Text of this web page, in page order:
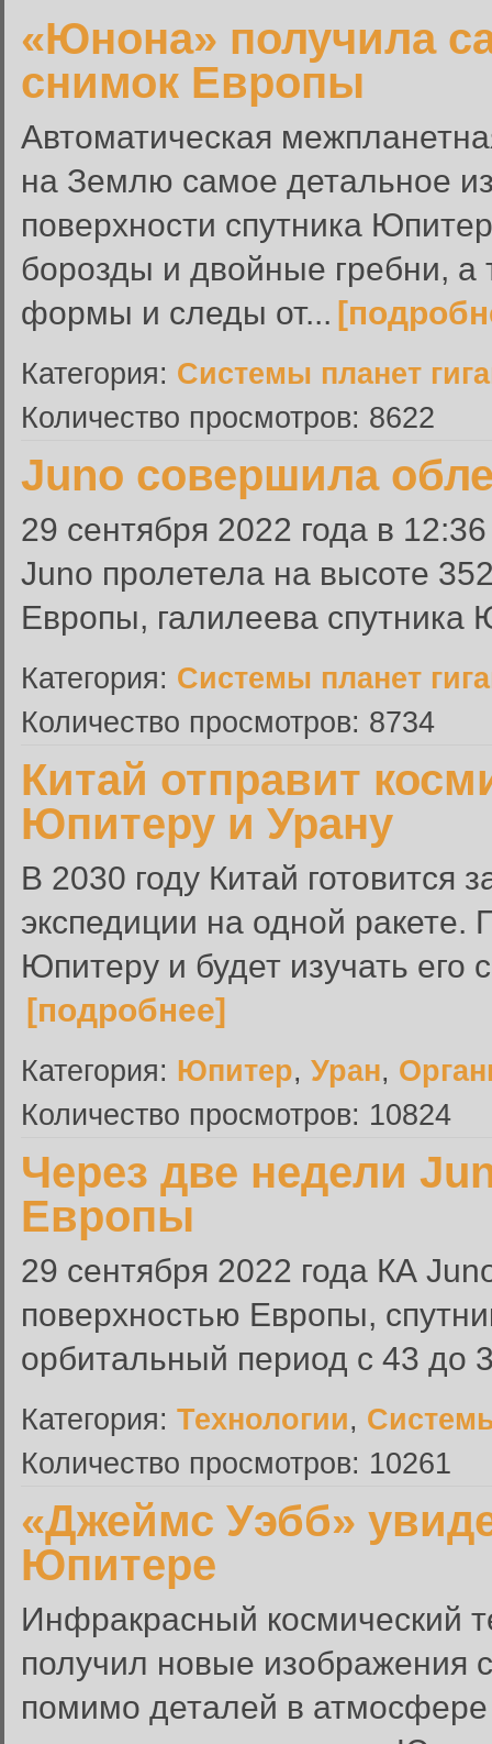
«Юнона» получила
снимок Европы
Автоматическая
на Землю самое детальное
поверхности спутника
борозды и двойные гребни, а
формы и следы от...
Категория: Системы планет
Количество просмотров: 8622
Juno совершила
29 сентября 2022 года в
Juno пролетела на высоте
Европы, галилеева спутника
Категория: Системы планет
Количество просмотров: 8734
Китай отправит
Юпитеру и Урану
В 2030 году Китай готовится
экспедиции на одной ракете.
Юпитеру и будет изучать его
[подробнее]
Категория: Юпитер, Уран,
Количество просмотров: 10824
Через две недели
Европы
29 сентября 2022 года КА
поверхностью Европы,
орбитальный период с 43 до
Категория: Технологии,
Количество просмотров: 10261
«Джеймс Уэбб»
Юпитере
Инфракрасный космический
получил новые
помимо деталей в